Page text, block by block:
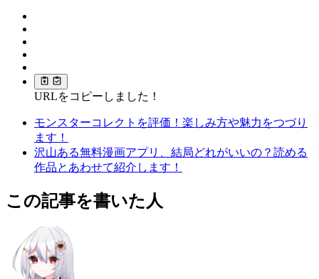
URLをコピーしました！
モンスターコレクトを評価！楽しみ方や魅力をつづり
ます！
沢山ある無料漫画アプリ、結局どれがいいの？読める
作品とあわせて紹介します！
この記事を書いた人